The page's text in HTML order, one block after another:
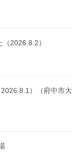
2026.8.2）
）（府中市大